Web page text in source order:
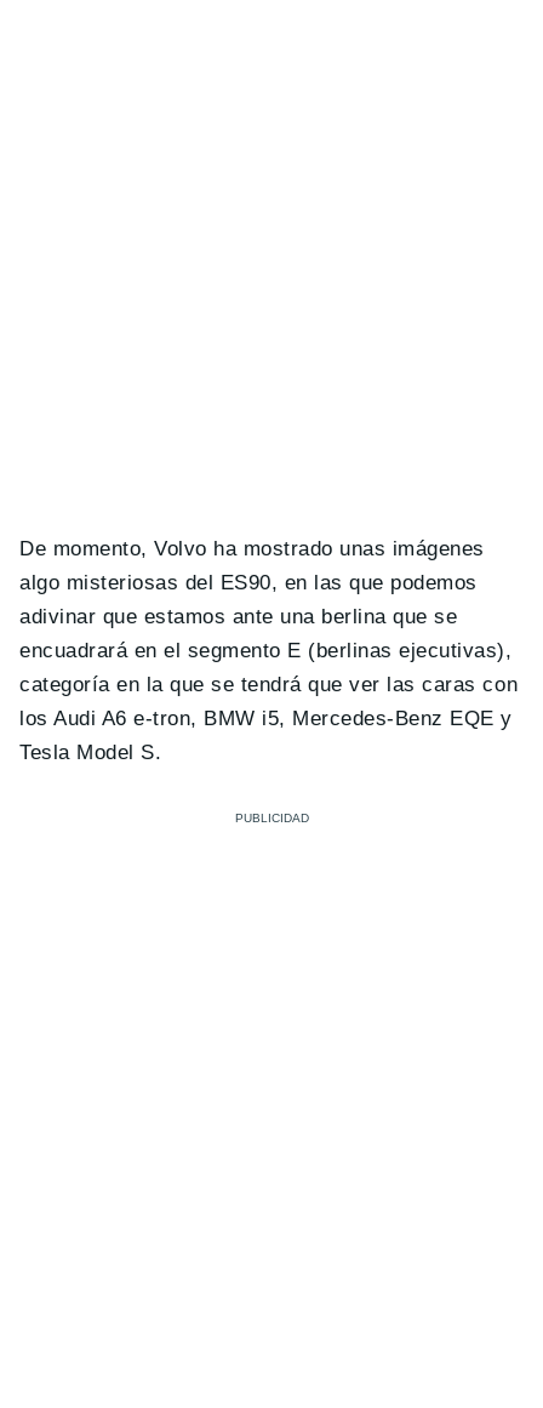
De momento, Volvo ha mostrado unas imágenes
algo misteriosas del ES90, en las que podemos
adivinar que estamos ante una berlina que se
encuadrará en el segmento E (berlinas ejecutivas),
categoría en la que se tendrá que ver las caras con
los Audi A6 e-tron, BMW i5, Mercedes-Benz EQE y
Tesla Model S.